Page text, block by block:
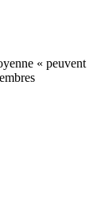
« peuvent